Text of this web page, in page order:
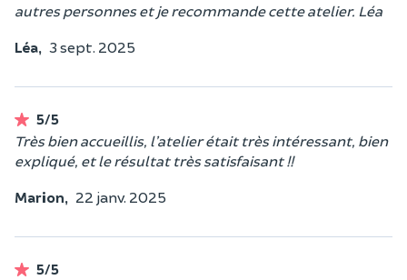
autres personnes et je recommande cette atelier. Léa
Léa, 3 sept. 2025
5/5
Très bien accueillis, l’atelier était très intéressant, bien
expliqué, et le résultat très satisfaisant !!
Marion, 22 janv. 2025
5/5